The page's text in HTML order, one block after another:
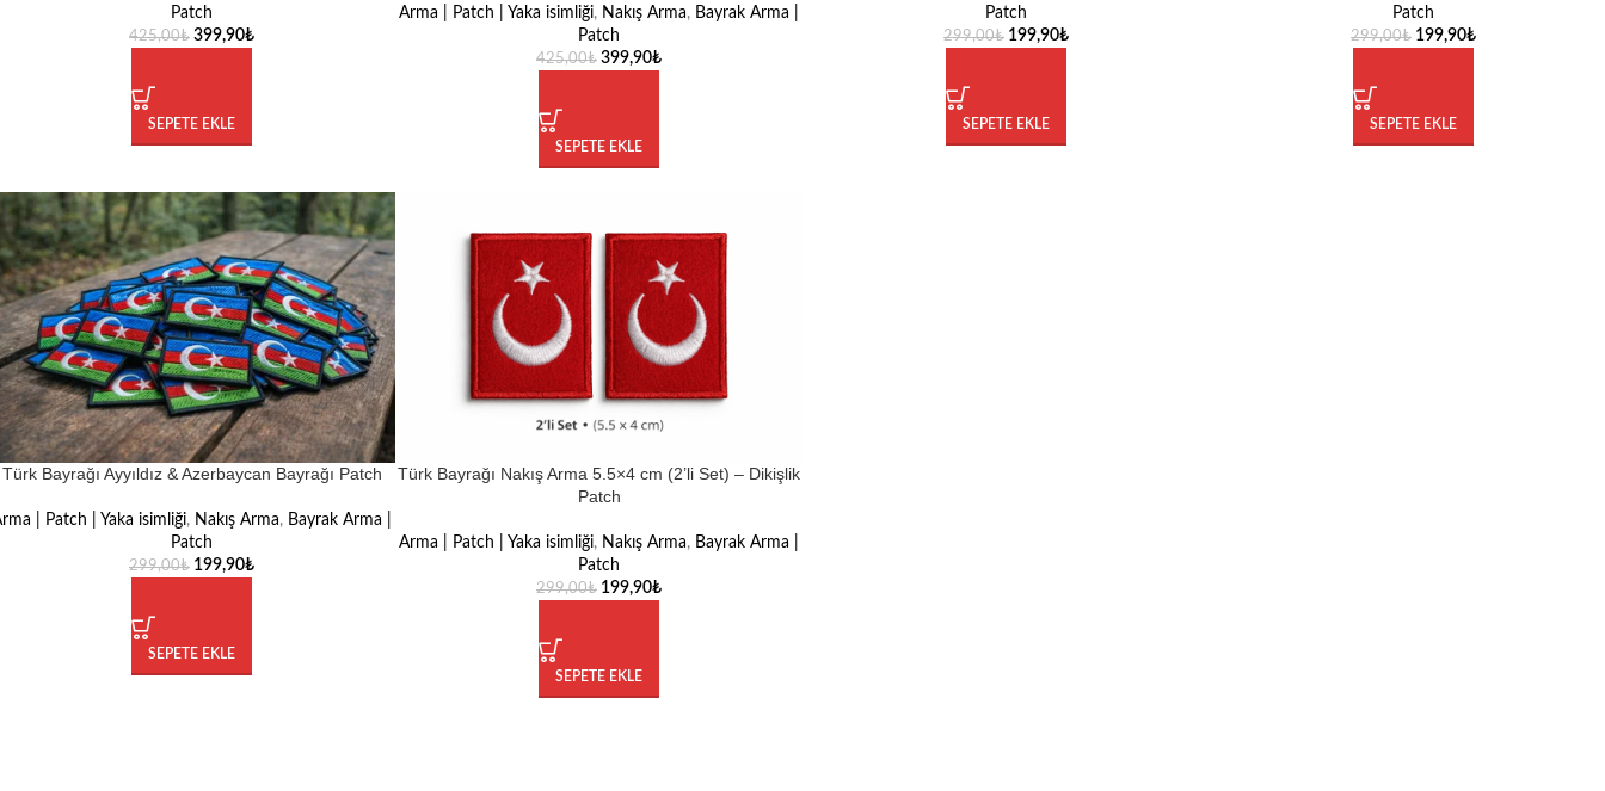
Patch
425,00₺ 399,90₺
SEPETE EKLE
Arma | Patch | Yaka isimliği, Nakış Arma, Bayrak Arma |
Patch
425,00₺ 399,90₺
SEPETE EKLE
Patch
299,00₺ 199,90₺
SEPETE EKLE
Patch
299,00₺ 199,90₺
SEPETE EKLE
Türk Bayrağı Ayyıldız & Azerbaycan Bayrağı Patch
| Patch | Yaka isimliği, Nakış Arma, Bayrak Arma |
Patch
299,00₺ 199,90₺
SEPETE EKLE
Türk Bayrağı Nakış Arma 5.5×4 cm (2’li Set) – Dikişlik
Patch
Arma | Patch | Yaka isimliği, Nakış Arma, Bayrak Arma |
Patch
299,00₺ 199,90₺
SEPETE EKLE